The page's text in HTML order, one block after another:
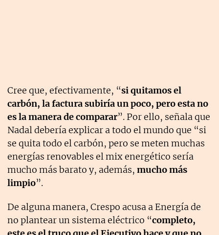
Cree que, efectivamente, “si quitamos el
carbón, la factura subiría un poco, pero esta no
es la manera de comparar”. Por ello, señala que
Nadal debería explicar a todo el mundo que “si
se quita todo el carbón, pero se meten muchas
energías renovables el mix energético sería
mucho más barato y, además, mucho más
limpio”.
De alguna manera, Crespo acusa a Energía de
no plantear un sistema eléctrico “completo,